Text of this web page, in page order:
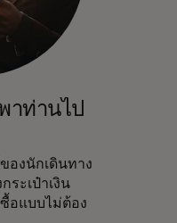
าท่านไป
องนักเดินทาง
ระเป๋าเงิน
อแบบไม่ต้อง